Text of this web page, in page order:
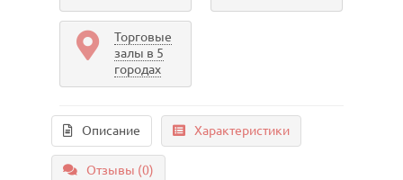
Торговые
залы в 5
городах
Описание Характеристики
Отзывы (0)